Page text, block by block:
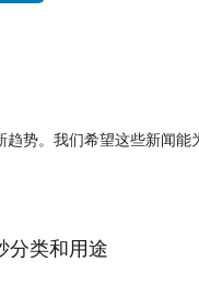
趋势。我们希望这些新闻
分类和用途